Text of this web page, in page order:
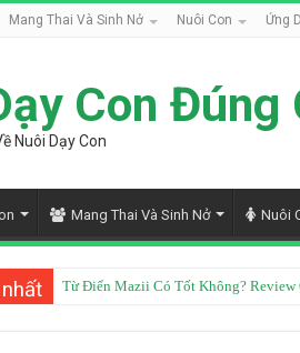
Mang Thai Và Sinh Nở Nuôi Con Ứng
Con Đúng
Nuôi Dạy Con
Mang Thai Và Sinh Nở Nuôi
Từ Điển Mazii Có Tốt Không?